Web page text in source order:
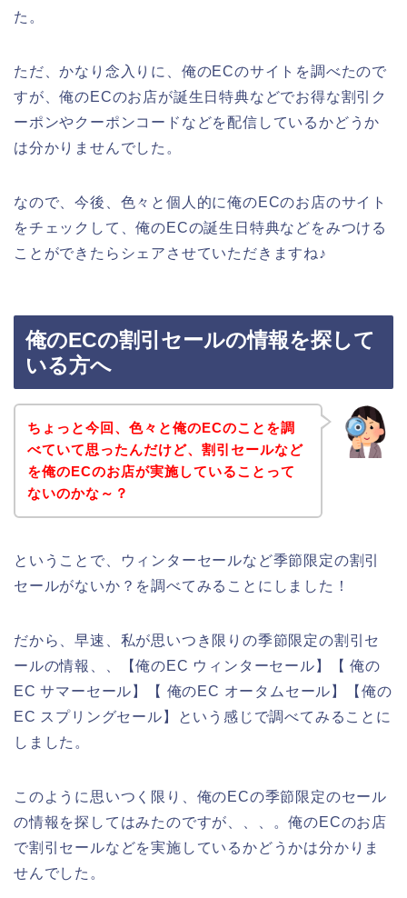
た。
ただ、かなり念入りに、俺のECのサイトを調べたので
すが、俺のECのお店が誕生日特典などでお得な割引ク
ーポンやクーポンコードなどを配信しているかどうか
は分かりませんでした。
なので、今後、色々と個人的に俺のECのお店のサイト
をチェックして、俺のECの誕生日特典などをみつける
ことができたらシェアさせていただきますね♪
俺のECの割引セールの情報を探して
いる方へ
ちょっと今回、色々と俺のECのことを調
べていて思ったんだけど、割引セールなど
を俺のECのお店が実施していることって
ないのかな～？
ということで、ウィンターセールなど季節限定の割引
セールがないか？を調べてみることにしました！
だから、早速、私が思いつき限りの季節限定の割引セ
ールの情報、、【俺のEC ウィンターセール】【 俺の
EC サマーセール】【 俺のEC オータムセール】【俺の
EC スプリングセール】という感じで調べてみることに
しました。
このように思いつく限り、俺のECの季節限定のセール
の情報を探してはみたのですが、、、。俺のECのお店
で割引セールなどを実施しているかどうかは分かりま
せんでした。